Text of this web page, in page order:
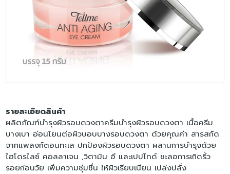
รายละเอียดสินค้า
ผลิตภัณฑ์บำรุงผิวรอบดวงตาครีมบำรุงผิวรอบดวงตา เนื้อครีม
บางเบา อ่อนโยนต่อผิวบอบบางรอบดวงตา ด้วยคุณค่า สารสกัด
จากแพลงก์ตอนทะเล ปกป้องผิวรอบดวงตา ผสานการบำรุงด้วย
ไฮโดรไลซ์ คอลลาเจน ,วิตามิน อี และเปปไทด์ ชะลอการเกิดริ้ว
รอยก่อนวัย เพิ่มความชุ่มชื่น ให้ผิวเรียบเนียน เปล่งปลั่ง